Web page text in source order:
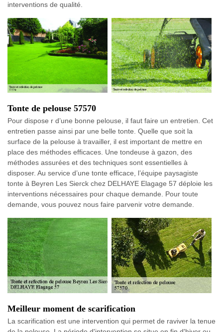
interventions de qualité.
Tonte de pelouse 57570
Pour dispose r d’une bonne pelouse, il faut faire un entretien. Cet
entretien passe ainsi par une belle tonte. Quelle que soit la
surface de la pelouse à travailler, il est important de mettre en
place des méthodes efficaces. Une tondeuse à gazon, des
méthodes assurées et des techniques sont essentielles à
disposer. Au service d’une tonte efficace, l’équipe paysagiste
tonte à Beyren Les Sierck chez DELHAYE Elagage 57 déploie les
interventions nécessaires pour chaque demande. Pour toute
demande, vous pouvez nous faire parvenir votre demande.
Meilleur moment de scarification
La scarification est une intervention qui permet de raviver la tenue